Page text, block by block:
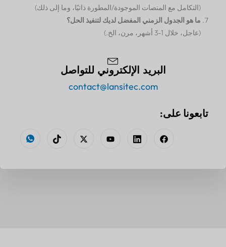
(التكامل مع المنصات الموجودة/المطورة ذاتيًا، وما إلى ذلك)
ما هو الجدول الزمني المفضل لديك لتنفيذ الحل؟
(عاجل، خلال 1-3 أشهر، مرن، الخ.)
البريد الإلكتروني للتواصل
contact@lansitec.com
تابعونا على: